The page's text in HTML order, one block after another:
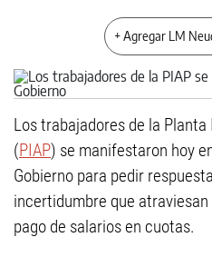
+ Agregar LM
Los trabajadores de la
(PIAP) se manifestaron hoy
Gobierno para pedir
incertidumbre que
pago de salarios en cuotas.